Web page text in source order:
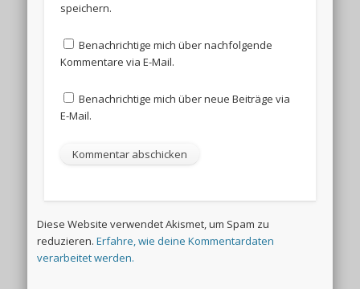
speichern.
Benachrichtige mich über nachfolgende
Kommentare via E-Mail.
Benachrichtige mich über neue Beiträge via
E-Mail.
Diese Website verwendet Akismet, um Spam zu
reduzieren.Erfahre, wie deine Kommentardaten
verarbeitet werden.